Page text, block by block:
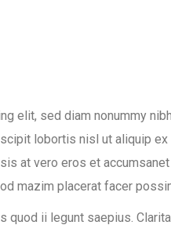
elit, sed diam nonummy
lobortis nisl ut aliquip
at vero eros et
mazim placerat facer
quod ii legunt saepius.